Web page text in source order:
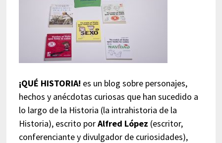
¡QUÉ HISTORIA! es un blog sobre personajes,
hechos y anécdotas curiosas que han sucedido a
lo largo de la Historia (la intrahistoria de la
Historia), escrito porAlfred López (escritor,
conferenciante y divulgador de curiosidades),